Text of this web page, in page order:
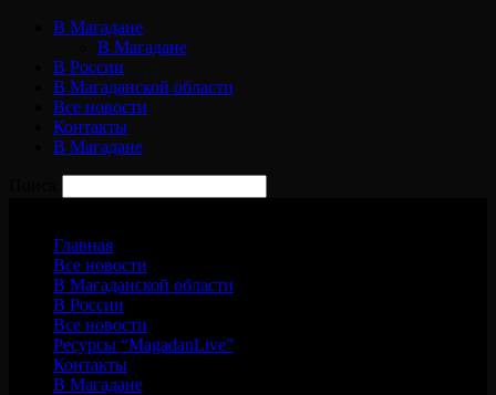
В Магадане
В Магадане
В России
В Магаданской области
Все новости
Контакты
В Магадане
Главная
Все новости
В Магаданской области
В России
Все новости
Ресурсы “MagadanLive”
Контакты
В Магадане